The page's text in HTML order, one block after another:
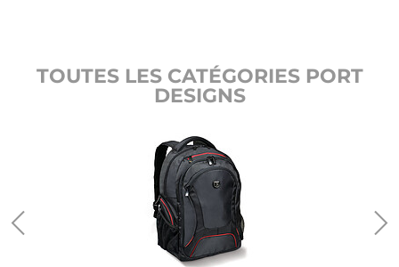
TOUTES LES CATÉGORIES PORT
DESIGNS